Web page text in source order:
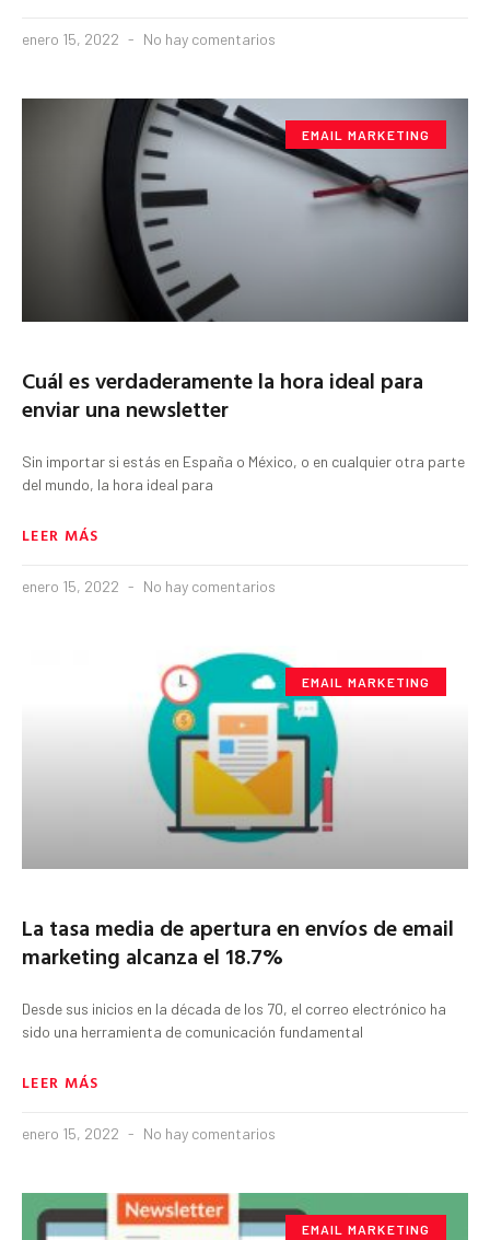
enero 15, 2022 No hay comentarios
EMAIL MARKETING
Cuál es verdaderamente la hora ideal para
enviar una newsletter
Sin importar si estás en España o México, o en cualquier otra parte
del mundo, la hora ideal para
LEER MÁS
enero 15, 2022 No hay comentarios
EMAIL MARKETING
La tasa media de apertura en envíos de email
marketing alcanza el 18.7%
Desde sus inicios en la década de los 70, el correo electrónico ha
sido una herramienta de comunicación fundamental
LEER MÁS
enero 15, 2022 No hay comentarios
EMAIL MARKETING